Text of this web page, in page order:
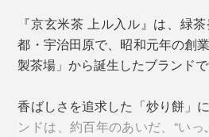
でも、原点は「炒った餅」入り
した。
『京玄米茶 上ル入ル』は、緑
都・宇治田原で、昭和元年の創
製茶場」から誕生したブランドで
香ばしさを追求した「炒り餅」
ンドは、約百年のあいだ、“い